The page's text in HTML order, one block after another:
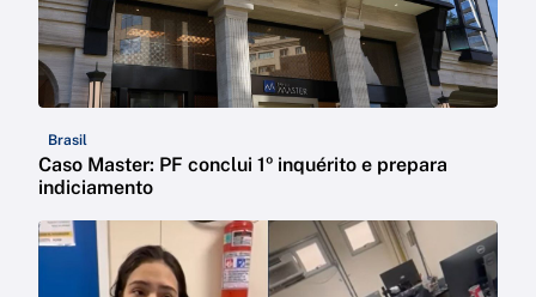
Brasil
Caso Master: PF conclui 1º inquérito e prepara
indiciamento